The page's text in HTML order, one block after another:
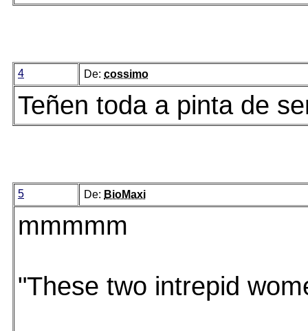
4 De: cossimo
Teñen toda a pinta de
5 De: BioMaxi
mmmmm
"These two intrepid